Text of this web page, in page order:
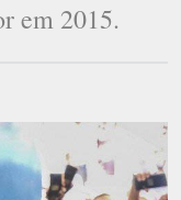
em 2015.